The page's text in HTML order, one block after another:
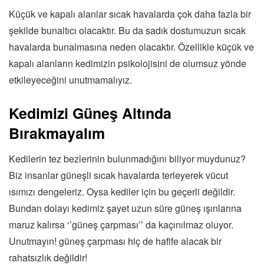
Küçük ve kapalı alanlar sıcak havalarda çok daha fazla bir
şekilde bunaltıcı olacaktır. Bu da sadık dostumuzun sıcak
havalarda bunalmasına neden olacaktır. Özellikle küçük ve
kapalı alanların kedimizin psikolojisini de olumsuz yönde
etkileyeceğini unutmamalıyız.
Kedimizi Güneş Altında
Bırakmayalım
Kedilerin tez bezlerinin bulunmadığını biliyor muydunuz?
Biz insanlar güneşli sıcak havalarda terleyerek vücut
ısımızı dengeleriz. Oysa kediler için bu geçerli değildir.
Bundan dolayı kedimiz şayet uzun süre güneş ışınlarına
maruz kalırsa ‘’güneş çarpması’’ da kaçınılmaz oluyor.
Unutmayın! güneş çarpması hiç de hafife alacak bir
rahatsızlık değildir!